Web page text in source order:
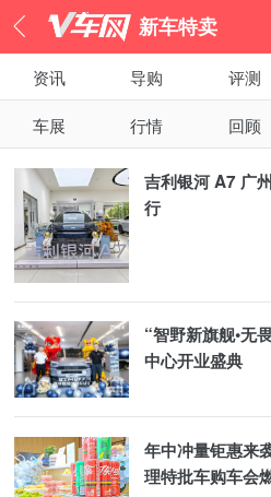
新车特卖
资讯 导购 评测
车展
行情 回顾
吉利银河 A7 广
行
“智野新旗舰•无
中心开业盛典
年中冲量钜惠来
理特批车购车会